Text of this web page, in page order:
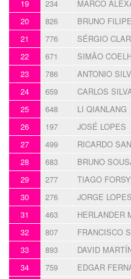
19 234 MARCO
20 826 BRUNO
21 776 SÉRGIO
22 671 SIMÃO
23 786 ANTONIO
24 659 CARLOS
25 648 LI QIANLANG
26 197 JOSÉ LOPES
27 499 RICARDO
28 683 BRUNO
29 277 TIAGO
30 276 JORGE LOPES
31 463 HERLANDER
32 807 FRANCISCO
33 893 DAVID
34 759 EDGAR